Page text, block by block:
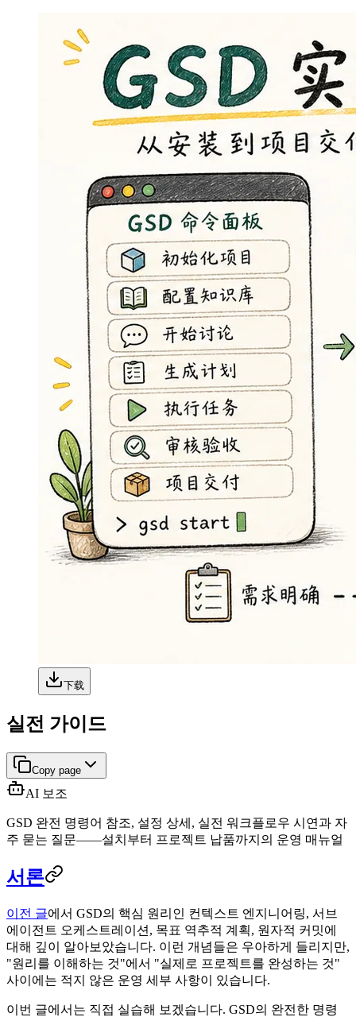
下载
실전 가이드
Copy page
AI 보조
GSD 완전 명령어 참조, 설정 상세, 실전 워크플로우 시연과 자
주 묻는 질문——설치부터 프로젝트 납품까지의 운영 매뉴얼
서론
이전 글에서 GSD의 핵심 원리인 컨텍스트 엔지니어링, 서브
에이전트 오케스트레이션, 목표 역추적 계획, 원자적 커밋에
대해 깊이 알아보았습니다. 이런 개념들은 우아하게 들리지만,
"원리를 이해하는 것"에서 "실제로 프로젝트를 완성하는 것"
사이에는 적지 않은 운영 세부 사항이 있습니다.
이번 글에서는 직접 실습해 보겠습니다. GSD의 완전한 명령